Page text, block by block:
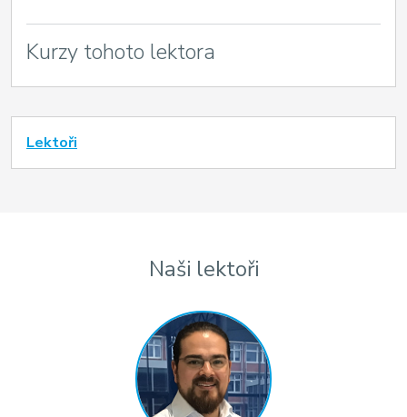
Kurzy tohoto lektora
Lektoři
Naši lektoři